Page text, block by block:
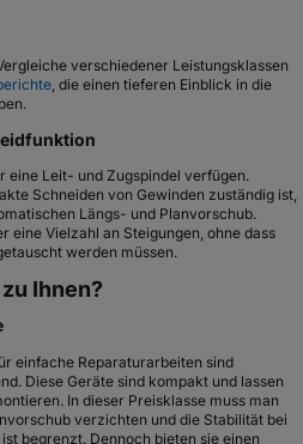
verschiedener Leistungsklassen
, die einen tieferen Einblick in die
eine Leit- und Zugspindel verfügen.
Schneiden von Gewinden zuständig ist,
Längs- und Planvorschub.
eine Vielzahl an Steigungen, ohne dass
werden müssen.
Ihnen?
einfache Reparaturarbeiten sind
Diese Geräte sind kompakt und lassen
In dieser Preisklasse muss man
verzichten und die Stabilität bei
begrenzt. Dennoch bieten sie einen